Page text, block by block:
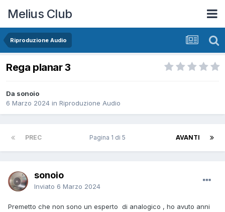
Melius Club
Riproduzione Audio
Rega planar 3
Da sonoio
6 Marzo 2024 in Riproduzione Audio
PREC AVANTI
Pagina 1 di 5
sonoio
Inviato 6 Marzo 2024
Premetto che non sono un esperto di analogico , ho avuto anni